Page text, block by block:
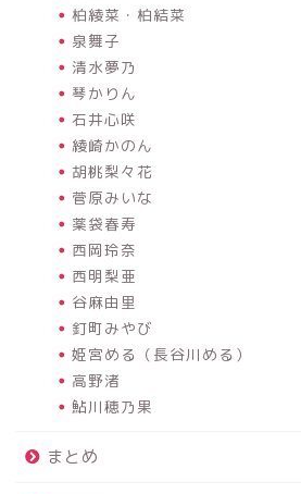
柏綾菜・柏結菜
泉舞子
清水夢乃
琴かりん
石井心咲
綾崎かのん
胡桃梨々花
菅原みいな
薬袋春寿
西岡玲奈
西明梨亜
谷麻由里
釘町みやび
姫宮める（長谷川める）
高野渚
鮎川穂乃果
まとめ